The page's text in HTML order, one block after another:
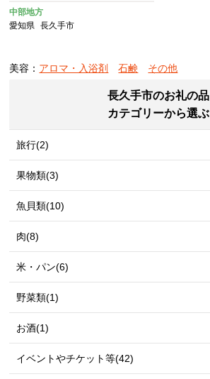
ト お取り寄せ 通販 送料無料 ふ
るさと納税
中部地方
愛知県
長久手市
美容： アロマ・入浴剤 石鹸 その他
長久手市のお礼の品
カテゴリーから選ぶ
旅行(2)
果物類(3)
魚貝類(10)
肉(8)
米・パン(6)
野菜類(1)
お酒(1)
イベントやチケット等(42)